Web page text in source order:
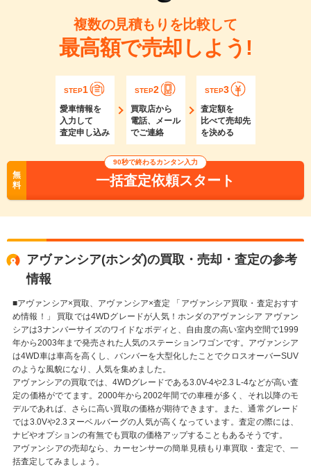
複数の見積もりを比較して
最高額で売却しよう!
STEP1
愛車情報を
入力して
査定申し込み
STEP2
買取店から
電話、メール
でご連絡
STEP3
査定額を
比べて売却先
を決める
無
料
90秒で終わるカンタン入力
一括査定依頼スタート
アヴァンシア(ホンダ)の買取・売却・査定の参考
情報
■アヴァンシア×買取、アヴァンシア×査定 「アヴァンシア買取・査定おすす
め情報！」 買取では4WDグレードが人気！ホンダのアヴァンシア アヴァン
シアは3ナンバーサイズのワイドなボディと、自由度の高い室内空間で1999
年から2003年まで発売された人気のステーションワゴンです。アヴァンシア
は4WD車は車高を高くし、バンバーを大型化したことでクロスオーバーSUV
のような風貌になり、人気を集めました。
アヴァンシアの買取では、4WDグレードである3.0V-4や2.3 L-4などが高い査
定の価格がでてます。2000年から2002年間での車種が多く、それ以降のモ
デルであれば、さらに高い買取の価格が期待できます。また、通常グレード
では3.0Vや2.3ヌーベルバーグの人気が高くなっています。査定の際には、
ナビやオプションの有無でも買取の価格アップすることもあるそうです。
アヴァンシアの売却なら、カーセンサーの簡単見積もり車買取・査定で、一
括査定してみましょう。